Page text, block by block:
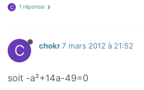
C 1 réponse
C chokr7 mars 2012 à 21:52
soit -a²+14a-49=0